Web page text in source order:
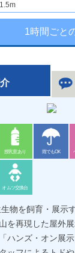
1時間ごと
授乳室あり 雨でもOK
オムツ交換台
物を飼育・展示
を再現した屋外
ハンズ・オン展